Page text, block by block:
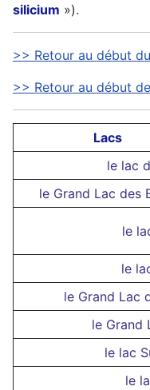
silicium »).
>> Retour au début
>> Retour au début
Lacs
le lac
le Grand Lac des
le
le
le Grand Lac
le Grand
le lac
le